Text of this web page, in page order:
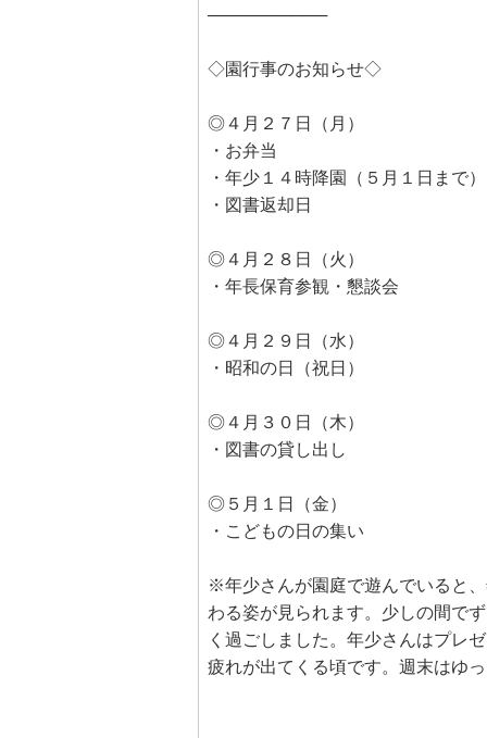
──────────
◇園行事のお知らせ◇
◎４月２７日（月）
・お弁当
・年少１４時降園（５月１日まで）
・図書返却日
◎４月２８日（火）
・年長保育参観・懇談会
◎４月２９日（水）
・昭和の日（祝日）
◎４月３０日（木）
・図書の貸し出し
◎５月１日（金）
・こどもの日の集い
※年少さんが園庭で遊んでいると
わる姿が見られます。少しの間で
く過ごしました。年少さんはプレ
疲れが出てくる頃です。週末はゆ